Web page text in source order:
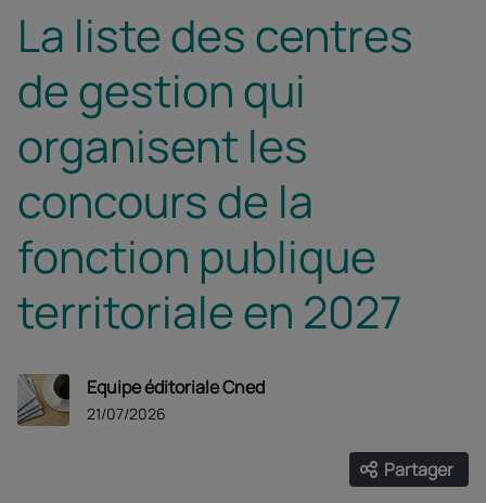
La liste des centres
de gestion qui
organisent les
concours de la
fonction publique
territoriale en 2027
Equipe éditoriale Cned
21/07/2026
Partager
Ouvrir